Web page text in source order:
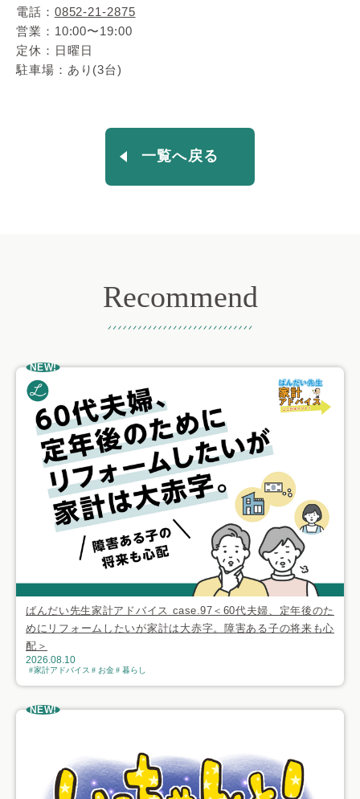
電話： 0852-21-2875
営業：10:00〜19:00
定休：日曜日
駐車場：あり(3台)
一覧へ戻る
Recommend
NEW!
ばんだい先生家計アドバイス case.97＜60代夫婦、定年後のた
めにリフォームしたいが家計は大赤字。障害ある子の将来も心
配＞
2026.08.10
家計アドバイス お金 暮らし
NEW!